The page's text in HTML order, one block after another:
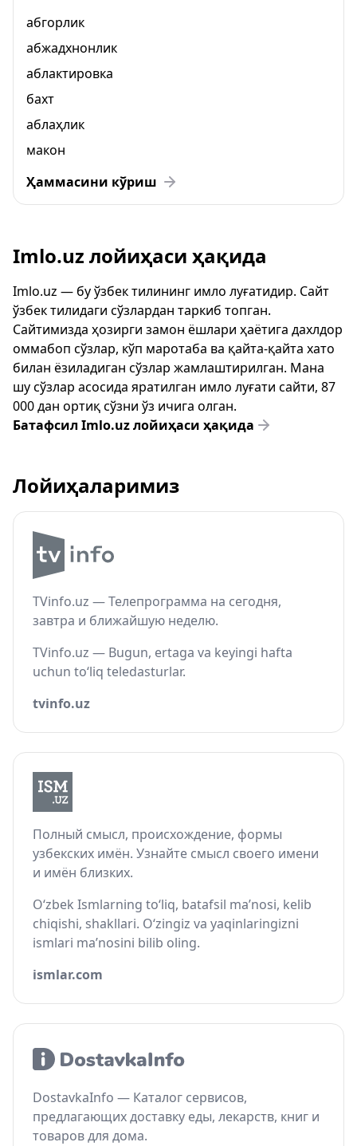
абгорлик
абжадхнонлик
аблактировка
бахт
аблаҳлик
макон
Ҳаммасини кўриш
Imlo.uz лойиҳаси ҳақида
Imlo.uz — бу ўзбек тилининг имло луғатидир. Сайт
ўзбек тилидаги сўзлардан таркиб топган.
Сайтимизда ҳозирги замон ёшлари ҳаётига дахлдор
оммабоп сўзлар, кўп маротаба ва қайта-қайта хато
билан ёзиладиган сўзлар жамлаштирилган. Мана
шу сўзлар асосида яратилган имло луғати сайти, 87
000 дан ортиқ сўзни ўз ичига олган.
Батафсил Imlo.uz лойиҳаси ҳақида
Лойиҳаларимиз
TVinfo.uz — Телепрограмма на сегодня,
завтра и ближайшую неделю.
TVinfo.uz — Bugun, ertaga va keyingi hafta
uchun to‘liq teledasturlar.
tvinfo.uz
Полный смысл, происхождение, формы
узбекских имён. Узнайте смысл своего имени
и имён близких.
O‘zbek Ismlarning to‘liq, batafsil ma’nosi, kelib
chiqishi, shakllari. O‘zingiz va yaqinlaringizni
ismlari ma’nosini bilib oling.
ismlar.com
DostavkaInfo — Каталог сервисов,
предлагающих доставку еды, лекарств, книг и
товаров для дома.